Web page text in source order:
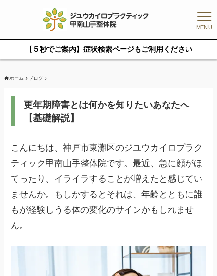
MENU
【５秒でご案内】症状検索ページもご利用ください
ホーム ブログ
更年期障害とは何かを知りたいあなたへ
【基礎解説】
こんにちは、神戸市東灘区のジユウカイロプラク
ティック甲南山手整体院です。最近、急に顔がほ
てったり、イライラすることが増えたと感じてい
ませんか。もしかするとそれは、年齢とともに誰
もが経験しうる体の変化のサインかもしれませ
ん。